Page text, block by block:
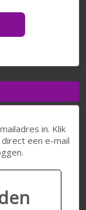
in. Klik
een e-mail